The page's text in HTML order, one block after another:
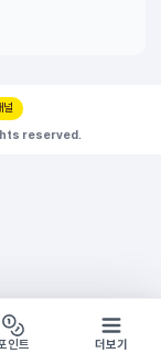
널
reserved.
몰 구경하기
방문시 1G
인트 더보기